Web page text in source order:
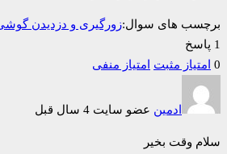
برچسب های سوال:زورگیری و دزدیدن
1 پاسخ
0 امتیاز مثبت امتیاز منفی
ادمین عضو سایت
سلام وقت بخیر